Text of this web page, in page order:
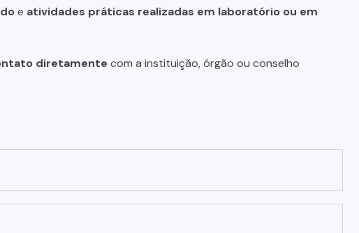
e atividades práticas realizadas em laboratório ou em
diretamente com a instituição, órgão ou conselho